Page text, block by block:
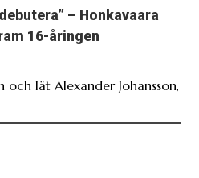
– Honkavaara
16-åringen
och lät Alexander Johansson,